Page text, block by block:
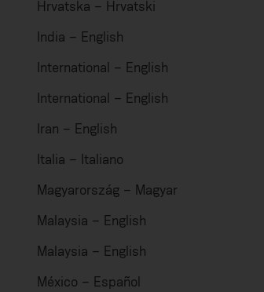
Hrvatska – Hrvatski
India – English
International – English
International – English
Iran – English
Italia – Italiano
Magyarország – Magyar
Malaysia – English
Malaysia – English
México – Español